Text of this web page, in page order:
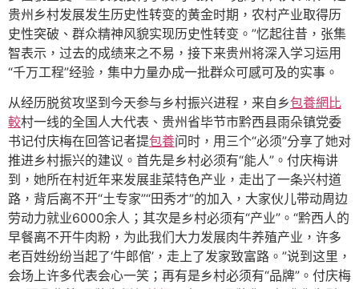
贵州乡村发展发生历史性转变的黄金时期，农村产业取得历
史性突破、群众精神风貌实现历史性转变。”忆起往昔，张集
智表示，过去的成绩来之不易，接下来贵州将深入学习运用
“千万工程”经验，集中力量办成一批群众可感可及的实事。
从经历脱贫攻坚到今天参与乡村振兴进程，来自乡包養網比
較村一线的全国人大代表、贵州省毕节市黔西县雨朵镇党委
书记付庆梅在回答记者提包養问时，用三个“必须”分享了她对
推进乡村振兴的建议。首先是乡村必须有“能人”。付庆梅讲
到，她所在村近年来发展韭菜特色产业，走出了一条兴村道
路，背后离不开“土专家”“田秀才”的加入，大家伙儿带动周边
劳动力就业6000余人；其次是乡村必须有“产业”。“黔西人的
早餐离不开牛肉粉，为此我们大力发展肉牛养殖产业，许多
老百姓纷纷当起了‘牛郎倌’，走上了发家致富路。”说到这里，
会场上许多代表会心一笑；再有是乡村必须有“品牌”。付庆梅